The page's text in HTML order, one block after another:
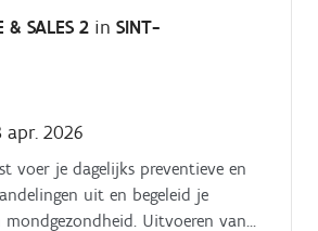
& SALES 2 in SINT-
apr. 2026
voer je dagelijks preventieve en
uit en begeleid je
Uitvoeren van